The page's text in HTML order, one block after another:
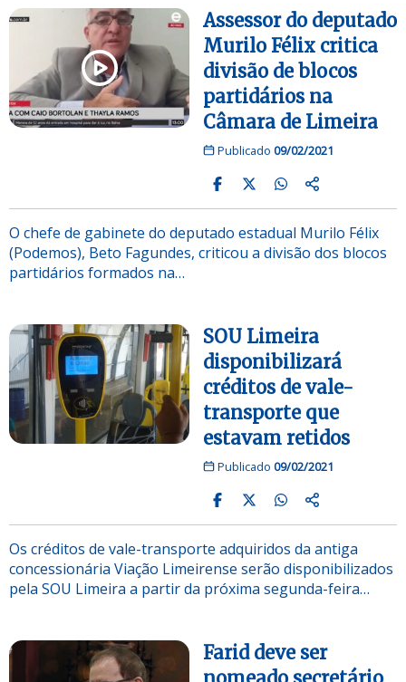
Assessor do deputado
Murilo Félix critica
divisão de blocos
partidários na
Câmara de Limeira
Publicado 09/02/2021
O chefe de gabinete do deputado estadual Murilo Félix
(Podemos), Beto Fagundes, criticou a divisão dos blocos
partidários formados na…
SOU Limeira
disponibilizará
créditos de vale-
transporte que
estavam retidos
Publicado 09/02/2021
Os créditos de vale-transporte adquiridos da antiga
concessionária Viação Limeirense serão disponibilizados
pela SOU Limeira a partir da próxima segunda-feira…
Farid deve ser